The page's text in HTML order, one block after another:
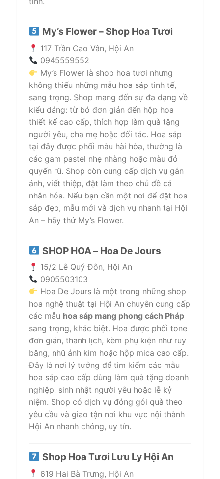
My’s Flower – Shop Hoa Tươi
117 Trần Cao Vân, Hội An
0945559552
My’s Flower là shop hoa tươi nhưng
không thiếu những mẫu hoa sáp tinh tế,
sang trọng. Shop mang đến sự đa dạng về
kiểu dáng: từ bó đơn giản đến hộp hoa
thiết kế cao cấp, thích hợp làm quà tặng
người yêu, cha mẹ hoặc đối tác. Hoa sáp
tại đây được phối màu hài hòa, thường là
các gam pastel nhẹ nhàng hoặc màu đỏ
quyến rũ. Shop còn cung cấp dịch vụ gắn
ảnh, viết thiệp, đặt làm theo chủ đề cá
nhân hóa. Nếu bạn cần một nơi để đặt hoa
sáp đẹp, mẫu mới và dịch vụ nhanh tại Hội
An – hãy thử My’s Flower.
SHOP HOA – Hoa De Jours
15/2 Lê Quý Đôn, Hội An
0905503103
Hoa De Jours là một trong những shop
hoa nghệ thuật tại Hội An chuyên cung cấp
các mẫu hoa sáp mang phong cách Pháp
sang trọng, khác biệt. Hoa được phối tone
đơn giản, thanh lịch, kèm phụ kiện như ruy
băng, nhũ ánh kim hoặc hộp mica cao cấp.
Đây là nơi lý tưởng để tìm kiếm các mẫu
hoa sáp cao cấp dùng làm quà tặng doanh
nghiệp, sinh nhật người yêu hoặc lễ kỷ
niệm. Shop có dịch vụ đóng gói quà theo
yêu cầu và giao tận nơi khu vực nội thành
Hội An nhanh chóng, uy tín.
Shop Hoa Tươi Lưu Ly Hội An
619 Hai Bà Trưng, Hội An